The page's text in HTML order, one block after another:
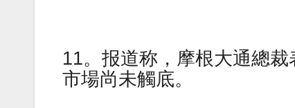
11。报道称，摩根大通總
市場尚未觸底。